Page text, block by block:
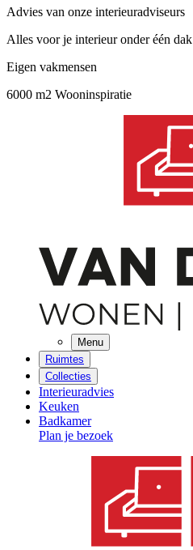
Advies van onze interieuradviseurs
Alles voor je interieur onder één dak
Eigen vakmensen
6000 m2 Wooninspiratie
Menu
Ruimtes
Collecties
Interieuradvies
Keuken
Badkamer
Plan je bezoek